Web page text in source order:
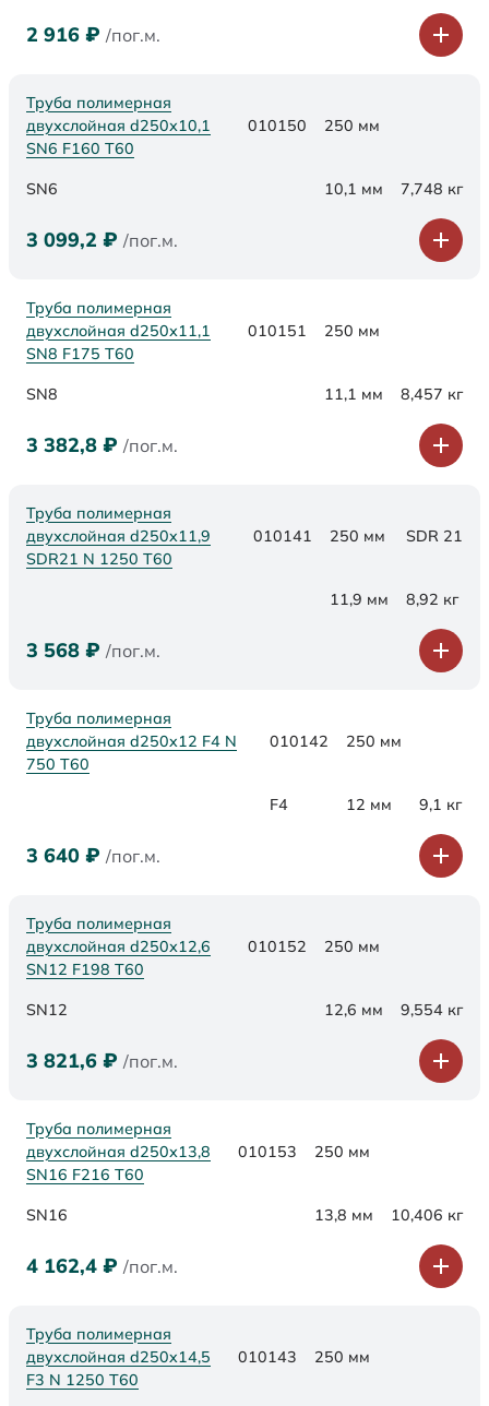
2 916 ₽ /пог.м.
Труба полимерная
двухслойная d250х10,1
SN6 F160 Т60
010150 250 мм
SN6 10,1 мм 7,748 кг
3 099,2 ₽ /пог.м.
Труба полимерная
двухслойная d250х11,1
SN8 F175 Т60
010151 250 мм
SN8 11,1 мм 8,457 кг
3 382,8 ₽ /пог.м.
Труба полимерная
двухслойная d250x11,9
SDR21 N 1250 Т60
010141 250 мм SDR 21
11,9 мм 8,92 кг
3 568 ₽ /пог.м.
Труба полимерная
двухслойная d250x12 F4 N
750 Т60
010142 250 мм
F4 12 мм 9,1 кг
3 640 ₽ /пог.м.
Труба полимерная
двухслойная d250х12,6
SN12 F198 Т60
010152 250 мм
SN12 12,6 мм 9,554 кг
3 821,6 ₽ /пог.м.
Труба полимерная
двухслойная d250х13,8
SN16 F216 Т60
010153 250 мм
SN16 13,8 мм 10,406 кг
4 162,4 ₽ /пог.м.
Труба полимерная
двухслойная d250x14,5
F3 N 1250 Т60
010143 250 мм